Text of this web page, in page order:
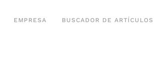
EMPRESA BUSCADOR DE ARTÍCULOS